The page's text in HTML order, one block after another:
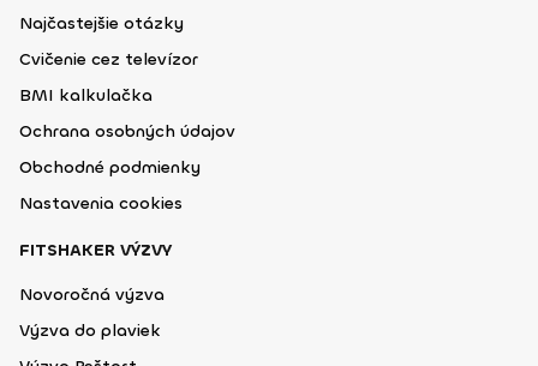
Najčastejšie otázky
Cvičenie cez televízor
BMI kalkulačka
Ochrana osobných údajov
Obchodné podmienky
Nastavenia cookies
FITSHAKER VÝZVY
Novoročná výzva
Výzva do plaviek